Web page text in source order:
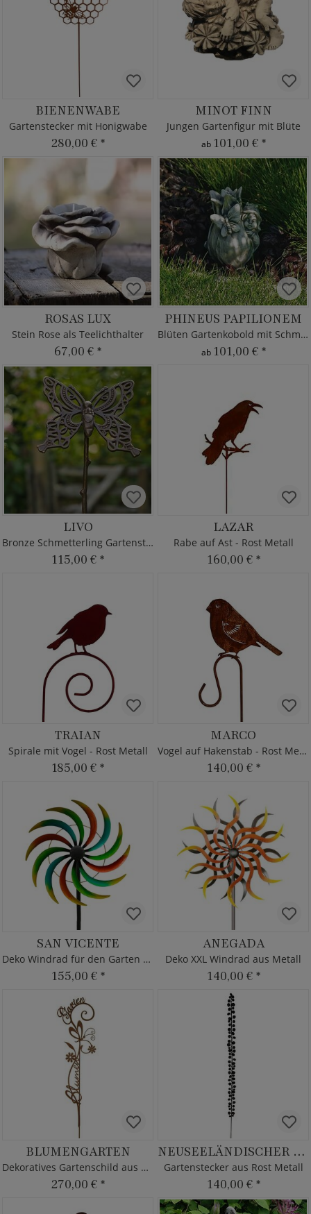
BIENENWABE
Gartenstecker mit Honigwabe
280,00 € *
MINOT FINN
Jungen Gartenfigur mit Blüte
ab 101,00 € *
ROSAS LUX
Stein Rose als Teelichthalter
67,00 € *
PHINEUS PAPILIONEM
Blüten Gartenkobold mit Schmetterling
ab 101,00 € *
LIVO
Bronze Schmetterling Gartenstecker
115,00 € *
LAZAR
Rabe auf Ast - Rost Metall
160,00 € *
TRAIAN
Spirale mit Vogel - Rost Metall
185,00 € *
MARCO
Vogel auf Hakenstab - Rost Metall
140,00 € *
SAN VICENTE
Deko Windrad für den Garten - Metall
155,00 € *
ANEGADA
Deko XXL Windrad aus Metall
140,00 € *
BLUMENGARTEN
Dekoratives Gartenschild aus Metall
270,00 € *
NEUSEELÄNDISCHER EFEU
Gartenstecker aus Rost Metall
140,00 € *